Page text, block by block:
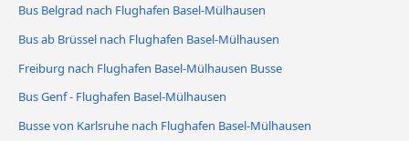
Bus Belgrad nach Flughafen Basel-Mülhausen
Bus ab Brüssel nach Flughafen Basel-Mülhausen
Freiburg nach Flughafen Basel-Mülhausen Busse
Bus Genf - Flughafen Basel-Mülhausen
Busse von Karlsruhe nach Flughafen Basel-Mülhausen